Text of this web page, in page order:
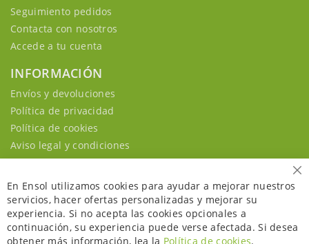
Seguimiento pedidos
Contacta con nosotros
Accede a tu cuenta
INFORMACIÓN
Envíos y devoluciones
Política de privacidad
Política de cookies
Aviso legal y condiciones
En Ensol utilizamos cookies para ayudar a mejorar nuestros
servicios, hacer ofertas personalizadas y mejorar su
experiencia. Si no acepta las cookies opcionales a
continuación, su experiencia puede verse afectada. Si desea
obtener más información, lea la Política de cookies.